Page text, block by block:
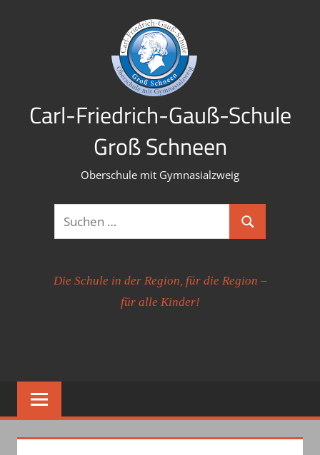
Carl-Friedrich-Gauß-Schule
Groß Schneen
Oberschule mit Gymnasialzweig
Suchen
nach:
Suchen
Die Schule in der Region, für die Region –
für alle Kinder!